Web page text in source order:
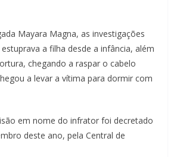
Mayara Magna, as investigações
a filha desde a infância, além
chegando a raspar o cabelo
a levar a vítima para dormir com
em nome do infrator foi decretado
deste ano, pela Central de